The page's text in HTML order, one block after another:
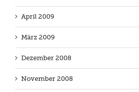
April 2009
März 2009
Dezember 2008
November 2008